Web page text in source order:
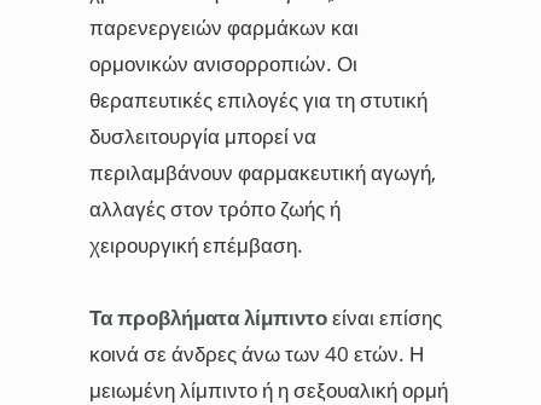
παρενεργειών φαρμάκων και
ορμονικών ανισορροπιών. Οι
θεραπευτικές επιλογές για τη στυτική
δυσλειτουργία μπορεί να
περιλαμβάνουν φαρμακευτική αγωγή,
αλλαγές στον τρόπο ζωής ή
χειρουργική επέμβαση.
Τα προβλήματα λίμπιντοείναι επίσης
κοινά σε άνδρες άνω των 40 ετών. Η
μειωμένη λίμπιντο ή η σεξουαλική ορμή